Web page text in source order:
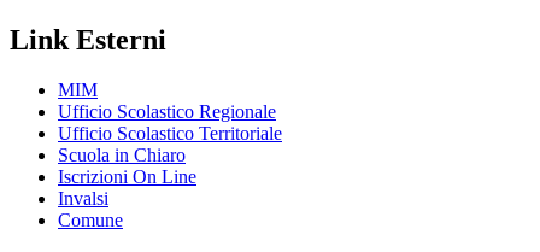
Link Esterni
MIM
Ufficio Scolastico Regionale
Ufficio Scolastico Territoriale
Scuola in Chiaro
Iscrizioni On Line
Invalsi
Comune